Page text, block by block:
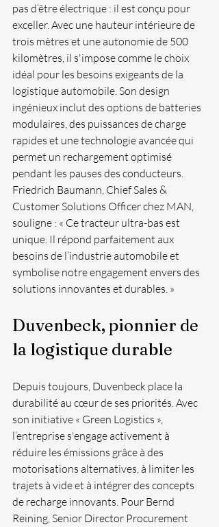
pas d’être électrique : il est conçu pour
exceller. Avec une hauteur intérieure de
trois mètres et une autonomie de 500
kilomètres, il s'impose comme le choix
idéal pour les besoins exigeants de la
logistique automobile. Son design
ingénieux inclut des options de batteries
modulaires, des puissances de charge
rapides et une technologie avancée qui
permet un rechargement optimisé
pendant les pauses des conducteurs.
Friedrich Baumann, Chief Sales &
Customer Solutions Officer chez MAN,
souligne : « Ce tracteur ultra-bas est
unique. Il répond parfaitement aux
besoins de l’industrie automobile et
symbolise notre engagement envers des
solutions innovantes et durables. »
Duvenbeck, pionnier de
la logistique durable
Depuis toujours, Duvenbeck place la
durabilité au cœur de ses priorités. Avec
son initiative « Green Logistics »,
l’entreprise s'engage activement à
réduire les émissions grâce à des
motorisations alternatives, à limiter les
trajets à vide et à intégrer des concepts
de recharge innovants. Pour Bernd
Reining, Senior Director Procurement